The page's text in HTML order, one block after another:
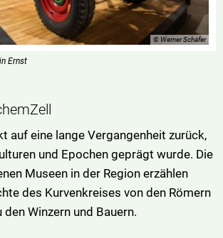
© Werner Schäfer
Ernst
auf eine lange Vergangenheit zurück,
und Epochen geprägt wurde. Die
Museen in der Region erzählen
des Kurvenkreises von den Römern
Winzern und Bauern.